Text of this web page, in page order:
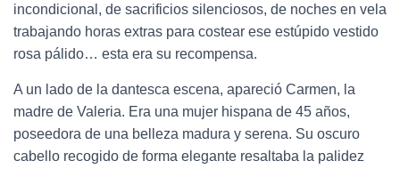
incondicional, de sacrificios silenciosos, de noches en vela
trabajando horas extras para costear ese estúpido vestido
rosa pálido… esta era su recompensa.
A un lado de la dantesca escena, apareció Carmen, la
madre de Valeria. Era una mujer hispana de 45 años,
poseedora de una belleza madura y serena. Su oscuro
cabello recogido de forma elegante resaltaba la palidez